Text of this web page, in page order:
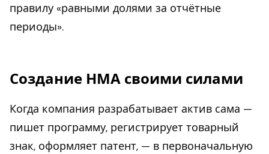
правилу «равными долями за отчётные
периоды».
Создание НМА своими силами
Когда компания разрабатывает актив сама —
пишет программу, регистрирует товарный
знак, оформляет патент, — в первоначальную